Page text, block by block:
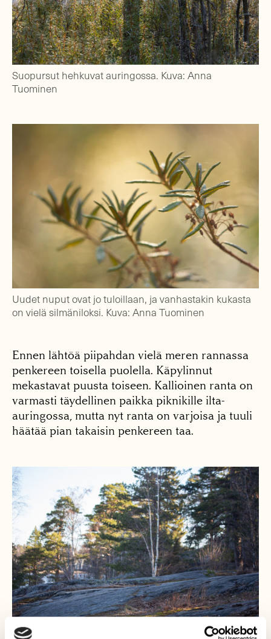
Suopursut hehkuvat auringossa. Kuva: Anna
Tuominen
Uudet nuput ovat jo tuloillaan, ja vanhastakin kukasta
on vielä silmäniloksi. Kuva: Anna Tuominen
Ennen lähtöä piipahdan vielä meren rannassa
penkereen toisella puolella. Käpylinnut
mekastavat puusta toiseen. Kallioinen ranta on
varmasti täydellinen paikka piknikille ilta-
auringossa, mutta nyt ranta on varjoisa ja tuuli
häätää pian takaisin penkereen taa.